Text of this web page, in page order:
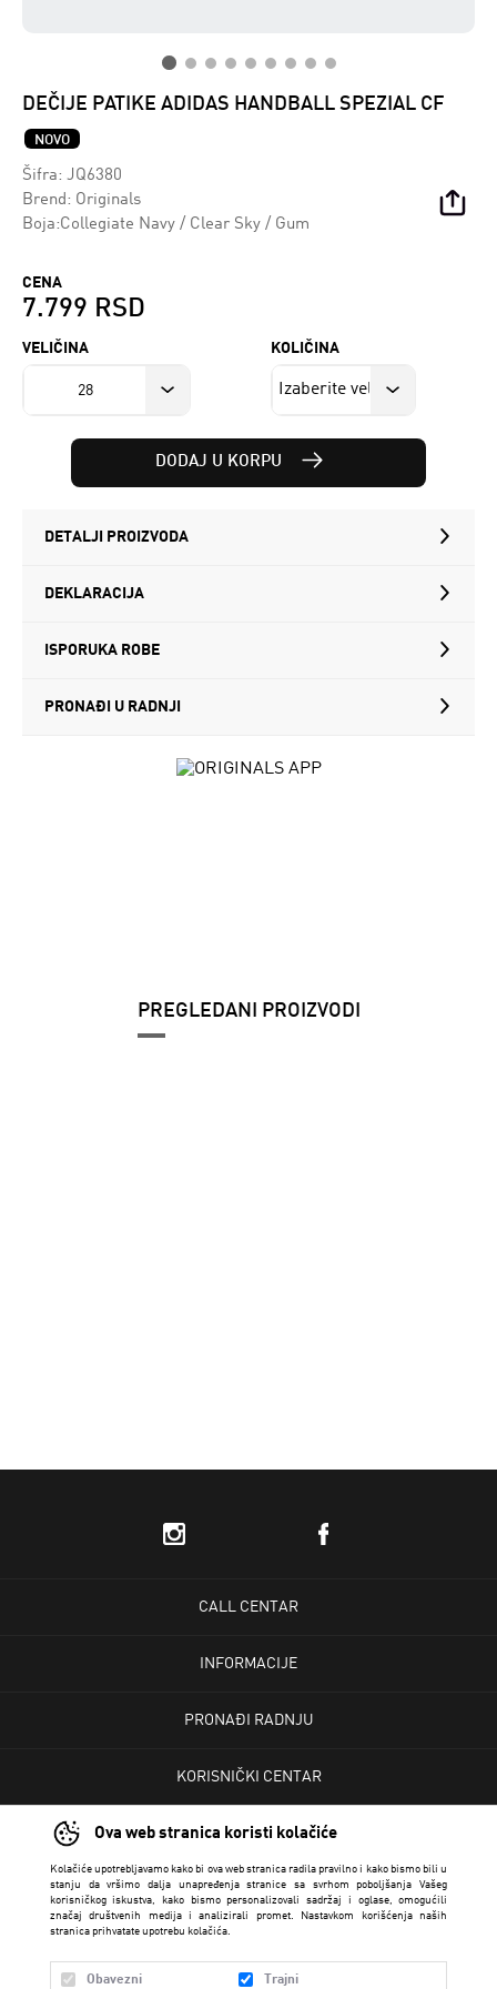
Ova web stranica koristi kolačiće
Kolačiće upotrebljavamo kako bi ova web stranica radila pravilno i kako bismo bili u
stanju da vršimo dalja unapređenja stranice sa svrhom poboljšanja Vašeg
korisničkog iskustva, kako bismo personalizovali sadržaj i oglase, omogućili
značaj društvenih medija i analizirali promet. Nastavkom korišćenja naših
stranica prihvatate upotrebu kolačića.
Obavezni Trajni
DEČIJE PATIKE ADIDAS HANDBALL SPEZIAL CF
NOVO
Šifra: JQ6380
Brend: Originals
Boja:Collegiate Navy / Clear Sky / Gum
CENA
7.799 RSD
VELIČINA
28
KOLIČINA
DODAJ U KORPU
DETALJI PROIZVODA
DEKLARACIJA
ISPORUKA ROBE
PRONAĐI U RADNJI
PREGLEDANI PROIZVODI
CALL CENTAR
INFORMACIJE
PRONAĐI RADNJU
KORISNIČKI CENTAR
USLOVI PRODAJE